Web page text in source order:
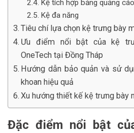
Kệ tích hợp bảng quảng cáo
Kệ đa năng
Tiêu chí lựa chọn kệ trưng bày
Ưu điểm nổi bật của kệ
OneTech tại Đồng Tháp
Hướng dẫn bảo quản và sử
khoan hiệu quả
Xu hướng thiết kế kệ trưng bày
Đặc điểm nổi bật